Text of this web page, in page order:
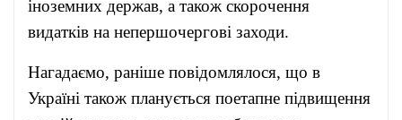
іноземних держав, а також скорочення
видатків на непершочергові заходи.
Нагадаємо, раніше повідомлялося, що в
Україні також планується поетапне підвищення